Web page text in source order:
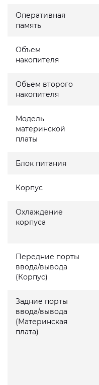
Оперативная
память
Объем
накопителя
Объем второго
накопителя
Модель
материнской
платы
Блок питания
Корпус
Охлаждение
корпуса
Передние порты
ввода/вывода
(Корпус)
Задние порты
ввода/вывода
(Материнская
плата)